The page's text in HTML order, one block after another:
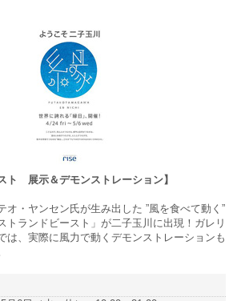
ト 展示＆デモンストレーション】
オ・ヤンセン氏が生み出した ”風を食べて動く”
トランドビースト」が二子玉川に出現！ガレリ
は、実際に風力で動くデモンストレーションも